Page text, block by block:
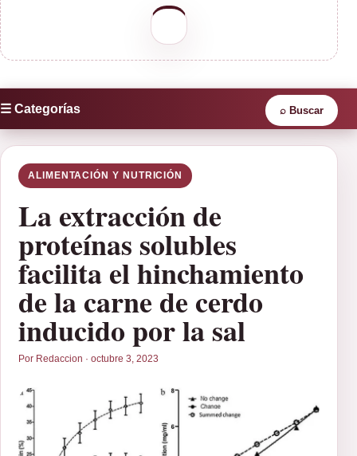
☰ Categorías ⌕ Buscar
ALIMENTACIÓN Y NUTRICIÓN
La extracción de
proteínas solubles
facilita el hinchamiento
de la carne de cerdo
inducido por la sal
Por Redaccion · octubre 3, 2023